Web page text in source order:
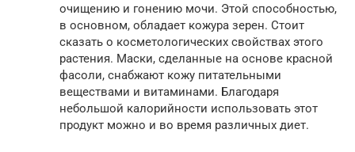
очищению и гонению мочи. Этой способностью,
в основном, обладает кожура зерен. Стоит
сказать о косметологических свойствах этого
растения. Маски, сделанные на основе красной
фасоли, снабжают кожу питательными
веществами и витаминами. Благодаря
небольшой калорийности использовать этот
продукт можно и во время различных диет.